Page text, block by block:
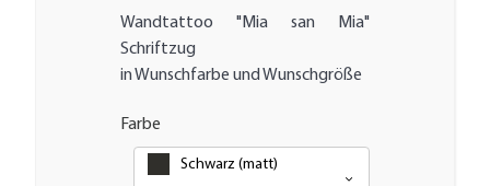
Wandtattoo "Mia san Mia"
Schriftzug
in Wunschfarbe und Wunschgröße
Farbe
Schwarz (matt)